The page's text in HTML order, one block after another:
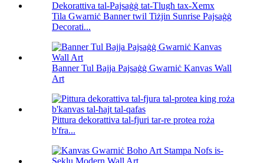
Tila Gwarniċ Banner twil Tiżjin Sunrise Pajsaġġ
Decorati...
Banner Tul Bajja Pajsaġġ Gwarniċ Kanvas Wall
Art
Pittura dekorattiva tal-fjuri tar-re protea roża
b'fra...